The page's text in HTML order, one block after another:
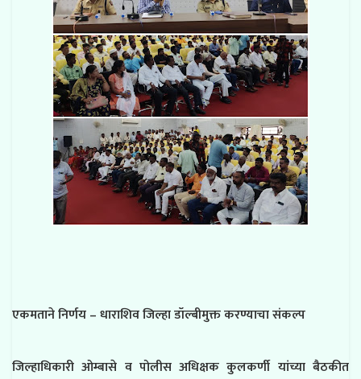
एकमताने निर्णय – धाराशिव जिल्हा डॉल्बीमुक्त करण्याचा संकल्प
जिल्हाधिकारी ओम्बासे व पोलीस अधिक्षक कुलकर्णी यांच्या बैठकीत